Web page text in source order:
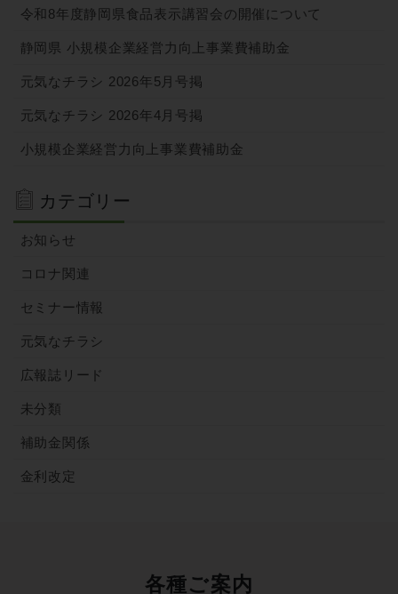
令和8年度静岡県食品表示講習会の開催について
静岡県 小規模企業経営力向上事業費補助金
元気なチラシ 2026年5月号掲
元気なチラシ 2026年4月号掲
小規模企業経営力向上事業費補助金
カテゴリー
お知らせ
コロナ関連
セミナー情報
元気なチラシ
広報誌リード
未分類
補助金関係
金利改定
各種ご案内